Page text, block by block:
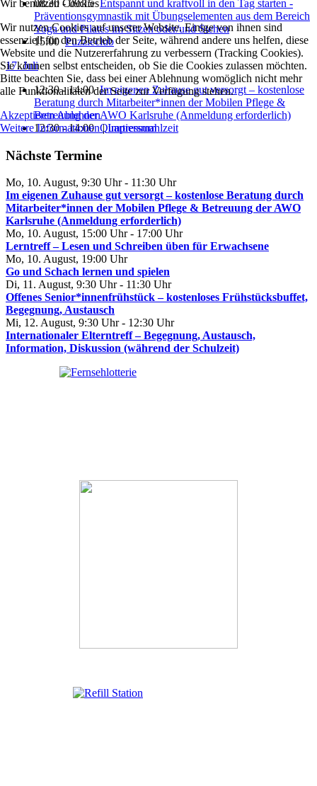
08:30 - 09:15Entspannt und kraftvoll in den Tag starten -
Präventionsgymnastik mit Übungselementen aus dem Bereich
Yoga und Pilates im Sitzen oder/und Stehen
15:00Puzzleclub
17. Juli
12:30 - 14:00Im eigenen Zuhause gut versorgt – kostenlose
Beratung durch Mitarbeiter*innen der Mobilen Pflege &
Betreuung der AWO Karlsruhe (Anmeldung erforderlich)
12:30 - 14:00Quartiersmahlzeit
Nächste Termine
Mo, 10. August, 9:30 Uhr- 11:30 Uhr
Im eigenen Zuhause gut versorgt – kostenlose Beratung durch
Mitarbeiter*innen der Mobilen Pflege & Betreuung der AWO
Karlsruhe (Anmeldung erforderlich)
Mo, 10. August, 15:00 Uhr- 17:00 Uhr
Lerntreff – Lesen und Schreiben üben für Erwachsene
Mo, 10. August, 19:00 Uhr
Go und Schach lernen und spielen
Di, 11. August, 9:30 Uhr- 11:30 Uhr
Offenes Senior*innenfrühstück – kostenloses Frühstücksbuffet,
Begegnung, Austausch
Mi, 12. August, 9:30 Uhr- 12:30 Uhr
Internationaler Elterntreff – Begegnung, Austausch,
Information, Diskussion (während der Schulzeit)
Wir benutzen Cookies
Wir nutzen Cookies auf unserer Website. Einige von ihnen sind
essenziell für den Betrieb der Seite, während andere uns helfen, diese
Website und die Nutzererfahrung zu verbessern (Tracking Cookies).
Sie können selbst entscheiden, ob Sie die Cookies zulassen möchten.
Bitte beachten Sie, dass bei einer Ablehnung womöglich nicht mehr
alle Funktionalitäten der Seite zur Verfügung stehen.
AkzeptierenAblehnen
Weitere Informationen|Impressum